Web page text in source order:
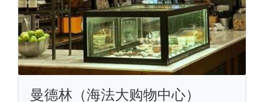
曼德林（海法大购物中心）